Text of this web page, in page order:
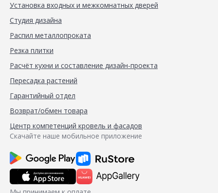
Установка входных и межкомнатных дверей
Студия дизайна
Распил металлопроката
Резка плитки
Расчёт кухни и составление дизайн-проекта
Пересадка растений
Гарантийный отдел
Возврат/обмен товара
Центр компетенций кровель и фасадов
Скачайте наше мобильное приложение